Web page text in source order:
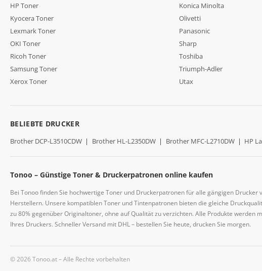
HP Toner
Kyocera Toner
Lexmark Toner
OKI Toner
Ricoh Toner
Samsung Toner
Xerox Toner
Konica Minolta
Olivetti
Panasonic
Sharp
Toshiba
Triumph-Adler
Utax
BELIEBTE DRUCKER
Brother DCP-L3510CDW | Brother HL-L2350DW | Brother MFC-L2710DW | HP
Tonoo – Günstige Toner & Druckerpatronen online kaufen
Bei Tonoo finden Sie hochwertige Toner und Druckerpatronen für alle gängigen Drucker
Herstellern. Unsere kompatiblen Toner und Tintenpatronen bieten die gleiche
zu 80% gegenüber Originaltoner, ohne auf Qualität zu verzichten. Alle Produkte werden
Ihres Druckers. Schneller Versand mit DHL – bestellen Sie heute, drucken Sie morgen.
© 2026 Tonoo.at – Alle Rechte vorbehalten